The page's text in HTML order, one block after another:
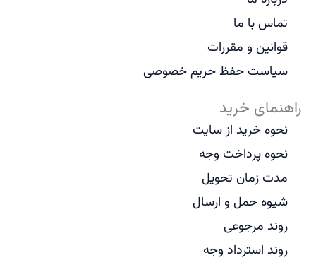
تماس با ما
قوانین و مقررات
سیاست حفظ حریم خصوصی
راهنمای خرید
نحوه خرید از سایت
نحوه پرداخت وجه
مدت زمان تحویل
شیوه حمل و ارسال
روند مرجوعی
روند استرداد وجه